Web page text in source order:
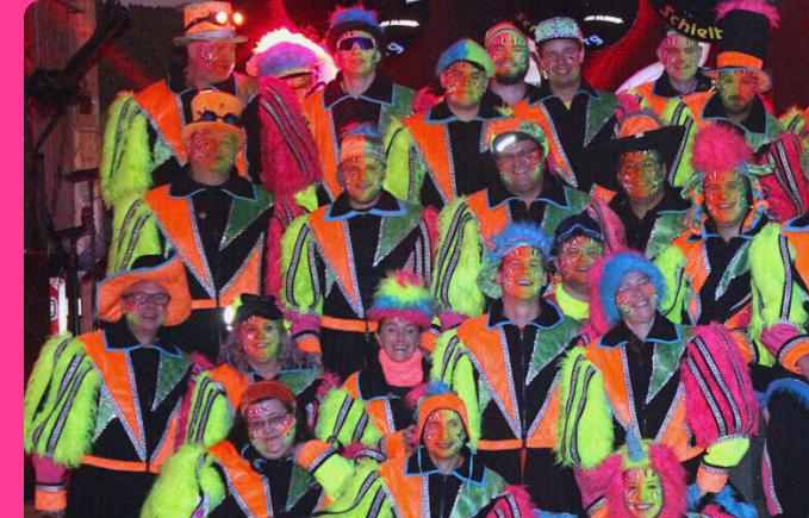
Zum Inhalt springen